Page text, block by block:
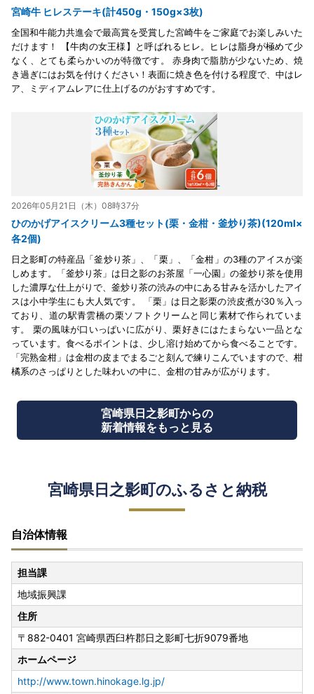
宮崎牛 ヒレステーキ(計450g・150g×3枚)
全国和牛能力共進会で最高賞を受賞した宮崎牛をご家庭でお楽しみいた
だけます！ 【牛肉の女王様】と呼ばれるヒレ。ヒレは脂身が極めて少
なく、とても柔らかいのが特徴です。 赤身肉で脂肪が少ないため、焼
き過ぎにはお気を付けください！表面に焼き色を付ける程度で、中はレ
ア、ミディアムレアに仕上げるのがおすすめです。
2026年05月21日（木）08時37分
ひのかげアイスクリーム3種セット(栗・金柑・釜炒り茶)(120ml×
各2個)
日之影町の特産品「釜炒り茶」、「栗」、「金柑」の3種のアイスが楽
しめます。「釜炒り茶」は日之影のお茶屋「一心園」の釜炒り茶を使用
した濃厚な仕上がりで、釜炒り茶の渋みの中にある甘みを活かしたアイ
スは小中学生にも大人気です。 「栗」は日之影栗の渋皮煮が30％入っ
ており、道の駅青雲橋の栗ソフトクリームと同じ素材で作られていま
す。 栗の風味が口いっぱいに広がり、栗好きにはたまらない一品とな
っています。食べるポイントは、少し溶け始めてから食べることです。
「完熟金柑」は金柑の皮までまるごと刻んで練りこんでいますので、柑
橘系のさっぱりとした味わいの中に、金柑の甘みが広がります。
宮崎県日之影町からの
新着情報をもっと見る
宮崎県日之影町のふるさと納税
自治体情報
担当課
地域振興課
住所
〒882-0401 宮崎県西臼杵郡日之影町七折9079番地
ホームページ
http://www.town.hinokage.lg.jp/